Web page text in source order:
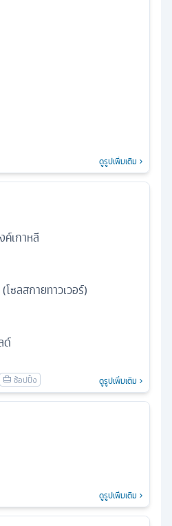
ดูรูปเพิ่มเติม
ค์เกาหลี
โซลสกายทาวเวอร์)
ด์
ดูรูปเพิ่มเติม
ดูรูปเพิ่มเติม